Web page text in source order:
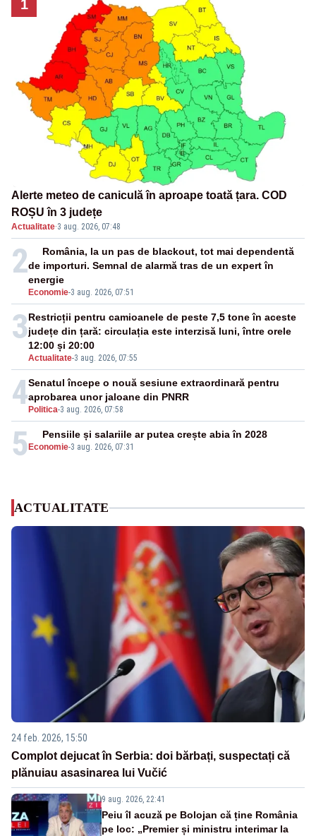
1
Alerte meteo de caniculă în aproape toată țara. COD
ROȘU în 3 județe
Actualitate·3 aug. 2026, 07:48
2
Economie-3 aug. 2026, 07:51
România, la un pas de blackout, tot mai dependentă
de importuri. Semnal de alarmă tras de un expert în
energie
3
Actualitate-3 aug. 2026, 07:55
Restricții pentru camioanele de peste 7,5 tone în aceste
județe din țară: circulația este interzisă luni, între orele
12:00 și 20:00
4 Politica-3 aug. 2026, 07:58
Senatul începe o nouă sesiune extraordinară pentru
aprobarea unor jaloane din PNRR
5 Economie-3 aug. 2026, 07:31
Pensiile și salariile ar putea crește abia în 2028
ACTUALITATE
24 feb. 2026, 15:50
Complot dejucat în Serbia: doi bărbați, suspectați că
plănuiau asasinarea lui Vučić
9 aug. 2026, 22:41
Peiu îl acuză pe Bolojan că ține România
pe loc: „Premier și ministru interimar la